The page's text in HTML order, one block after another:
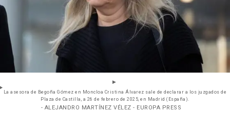
La asesora de Begoña Gómez en Moncloa Cristina Álvarez sale de declarar a los juzgados de
Plaza de Castilla, a 26 de febrero de 2025, en Madrid (España).
- ALEJANDRO MARTÍNEZ VÉLEZ - EUROPA PRESS